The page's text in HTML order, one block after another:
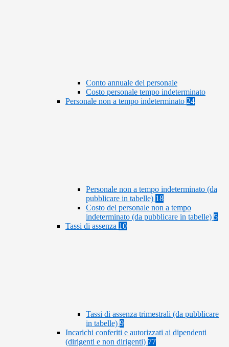
Conto annuale del personale
Costo personale tempo indeterminato
Personale non a tempo indeterminato 24
Personale non a tempo indeterminato (da
pubblicare in tabelle) 18
Costo del personale non a tempo
indeterminato (da pubblicare in tabelle) 5
Tassi di assenza 10
Tassi di assenza trimestrali (da pubblicare
in tabelle) 9
Incarichi conferiti e autorizzati ai dipendenti
(dirigenti e non dirigenti) 77